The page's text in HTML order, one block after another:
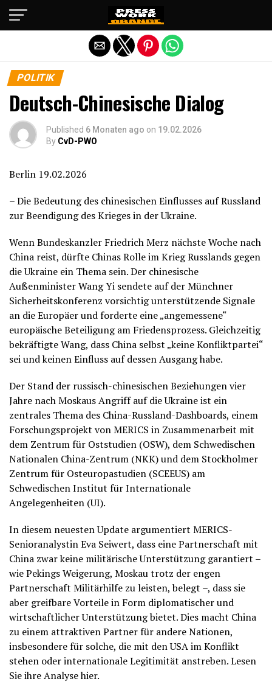
POLITIK
Deutsch-Chinesische Dialog
Published 6 Monaten ago on 19.02.2026
By CvD-PWO
Berlin 19.02.2026
– Die Bedeutung des chinesischen Einflusses auf Russland
zur Beendigung des Krieges in der Ukraine.
Wenn Bundeskanzler Friedrich Merz nächste Woche nach
China reist, dürfte Chinas Rolle im Krieg Russlands gegen
die Ukraine ein Thema sein. Der chinesische
Außenminister Wang Yi sendete auf der Münchner
Sicherheitskonferenz vorsichtig unterstützende Signale
an die Europäer und forderte eine „angemessene“
europäische Beteiligung am Friedensprozess. Gleichzeitig
bekräftigte Wang, dass China selbst „keine Konfliktpartei“
sei und keinen Einfluss auf dessen Ausgang habe.
Der Stand der russisch-chinesischen Beziehungen vier
Jahre nach Moskaus Angriff auf die Ukraine ist ein
zentrales Thema des China-Russland-Dashboards, einem
Forschungsprojekt von MERICS in Zusammenarbeit mit
dem Zentrum für Oststudien (OSW), dem Schwedischen
Nationalen China-Zentrum (NKK) und dem Stockholmer
Zentrum für Osteuropastudien (SCEEUS) am
Schwedischen Institut für Internationale
Angelegenheiten (UI).
In diesem neuesten Update argumentiert MERICS-
Senioranalystin Eva Seiwert, dass eine Partnerschaft mit
China zwar keine militärische Unterstützung garantiert –
wie Pekings Weigerung, Moskau trotz der engen
Partnerschaft Militärhilfe zu leisten, belegt –, dass sie
aber greifbare Vorteile in Form diplomatischer und
wirtschaftlicher Unterstützung bietet. Dies macht China
zu einem attraktiven Partner für andere Nationen,
insbesondere für solche, die mit den USA im Konflikt
stehen oder internationale Legitimität anstreben. Lesen
Sie ihre Analyse hier.
Die mobile Version verlassen